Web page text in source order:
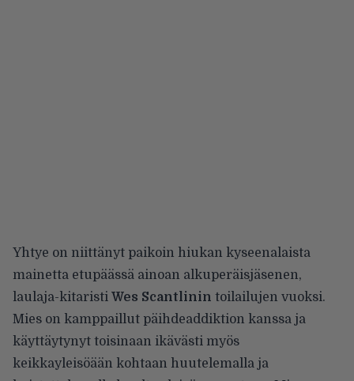
Yhtye on niittänyt paikoin hiukan kyseenalaista
mainetta etupäässä ainoan alkuperäisjäsenen,
laulaja-kitaristi Wes Scantlinin toilailujen vuoksi.
Mies on kamppaillut päihdeaddiktion kanssa ja
käyttäytynyt toisinaan ikävästi myös
keikkayleisöään kohtaan huutelemalla ja